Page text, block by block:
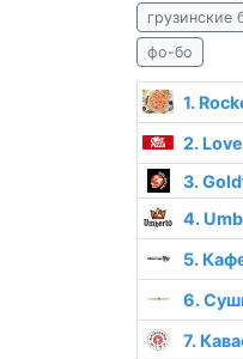
грузинские
фо-бо
1.
2.
3.
4.
5.
6.
7.